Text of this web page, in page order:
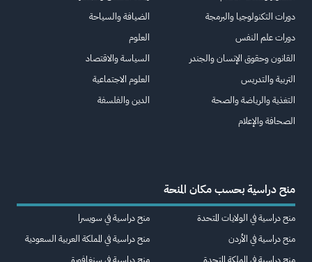
دورات التكنولوجيا والبرمجة
دورات علم النفس
القانون وحقوق الإنسان والجندر
التربية والتدريس
التغذية والرياضة والصحة
الصحافة والإعلام
الضيافة والسياحة
العلوم
السياسة والاقتصاد
العلوم الاجتماعية
الدين والفلسفة
منح دراسية بحسب مكان المنحة
منح دراسية في الولايات المتحدة
منح دراسية في الأردن
منح دراسية في سويسرا
منح دراسية في المملكة العربية السعودية